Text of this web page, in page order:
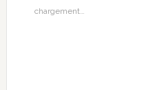
chargement…